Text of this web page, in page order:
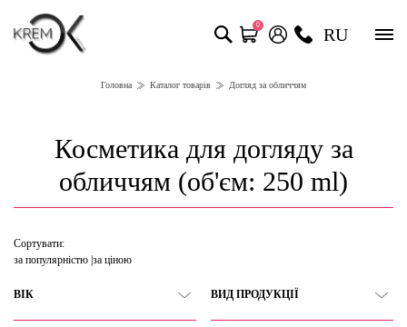
0 RU
Головна Каталог товарів Догляд за обличчям
Косметика для догляду за
обличчям (об'єм: 250 ml)
Сортувати:
за популярністю за ціною
ВІК ВИД ПРОДУКЦІЇ